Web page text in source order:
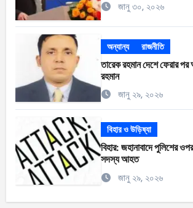
জানু ৩০, ২০২৬
অন্যান্য রাজনীতি
তারেক রহমান দেশে ফেরার পর
রহমান
জানু ২৯, ২০২৬
বিহার ও উড়িষ্যা
বিহার: জহানাবাদে পুলিশের
সদস্য আহত
জানু ২৯, ২০২৬